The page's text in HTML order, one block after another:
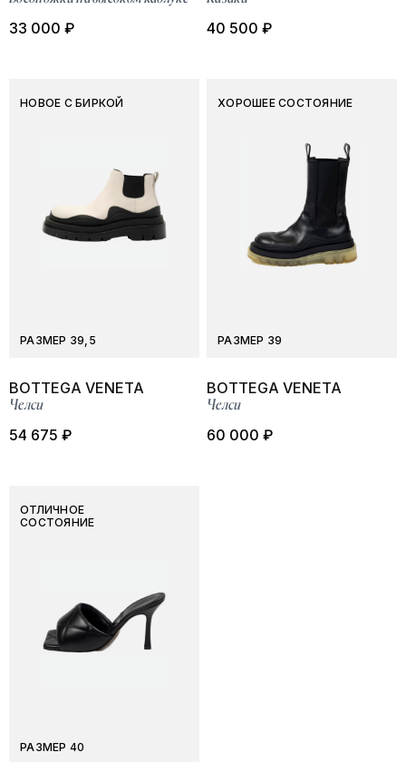
33 000 ₽
40 500 ₽
НОВОЕ С БИРКОЙ
РАЗМЕР 39,5
BOTTEGA VENETA
Челси
54 675 ₽
ХОРОШЕЕ СОСТОЯНИЕ
РАЗМЕР 39
BOTTEGA VENETA
Челси
60 000 ₽
ОТЛИЧНОЕ
СОСТОЯНИЕ
РАЗМЕР 40